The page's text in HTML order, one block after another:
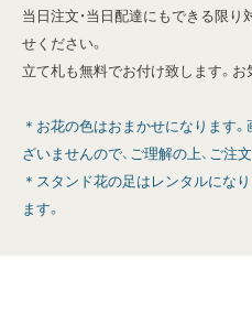
当日注文・当日配達にもできる限
せください。
立て札も無料でお付け致します。お
＊お花の色はおまかせになります
ざいませんので、ご理解の上、ご注
＊スタンド花の足はレンタルにな
ます。